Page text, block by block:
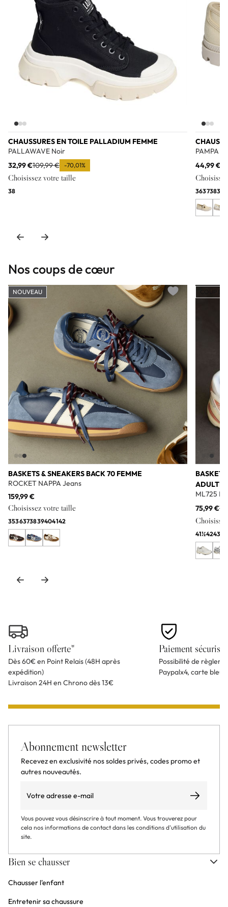
CHAUSSURES EN TOILE PALLADIUM FEMME
PALLAWAVE Noir
32,99 €109,99 € -70,01%
Choisissez votre taille
38
PAMPA
44,99 €
36373839
Nos coups de cœur
BASKETS & SNEAKERS BACK 70 FEMME
ROCKET NAPPA Jeans
159,99 €
Choisissez votre taille
3536373839404142
NOUVEAU
Add to wishlist
ADULTE
ML725
75,99 €
41½4243
Livraison offerte*
Dès 60€ en Point Relais (48H après
expédition)
Livraison 24H en Chrono dès 13€
Paiement sécurisé
Possibilité de
Paypalx4, carte
Abonnement newsletter
Recevez en exclusivité nos soldes privés, codes promo et
autres nouveautés.
S’abonner
Vous pouvez vous désinscrire à tout moment. Vous trouverez pour
cela nos informations de contact dans les conditions d'utilisation du
site.
Bien se chausser
Chausser l'enfant
Entretenir sa chaussure